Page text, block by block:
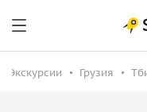
Экскурсии Грузия